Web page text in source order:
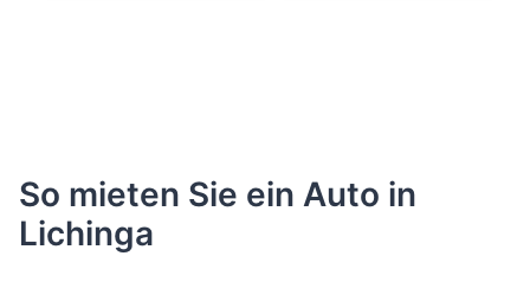
So mieten Sie ein Auto in
Lichinga